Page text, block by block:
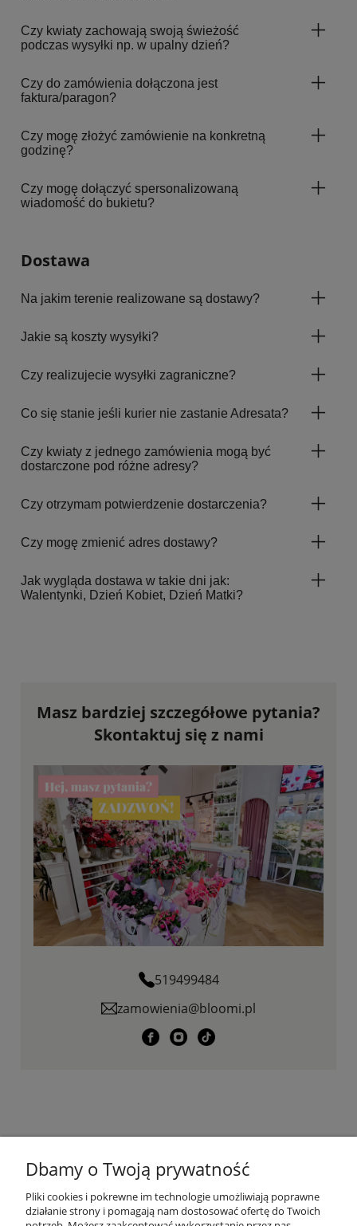
Czy kwiaty zachowają swoją świeżość
podczas wysyłki np. w upalny dzień?
Czy do zamówienia dołączona jest
faktura/paragon?
Czy mogę złożyć zamówienie na konkretną
godzinę?
Czy mogę dołączyć spersonalizowaną
wiadomość do bukietu?
Dostawa
Na jakim terenie realizowane są dostawy?
Jakie są koszty wysyłki?
Czy realizujecie wysyłki zagraniczne?
Co się stanie jeśli kurier nie zastanie Adresata?
Czy kwiaty z jednego zamówienia mogą być
dostarczone pod różne adresy?
Czy otrzymam potwierdzenie dostarczenia?
Czy mogę zmienić adres dostawy?
Jak wygląda dostawa w takie dni jak:
Walentynki, Dzień Kobiet, Dzień Matki?
Masz bardziej szczegółowe pytania?
Skontaktuj się z nami
519499484
zamowienia@bloomi.pl
Dbamy o Twoją prywatność
Pliki cookies i pokrewne im technologie umożliwiają poprawne
działanie strony i pomagają nam dostosować ofertę do Twoich